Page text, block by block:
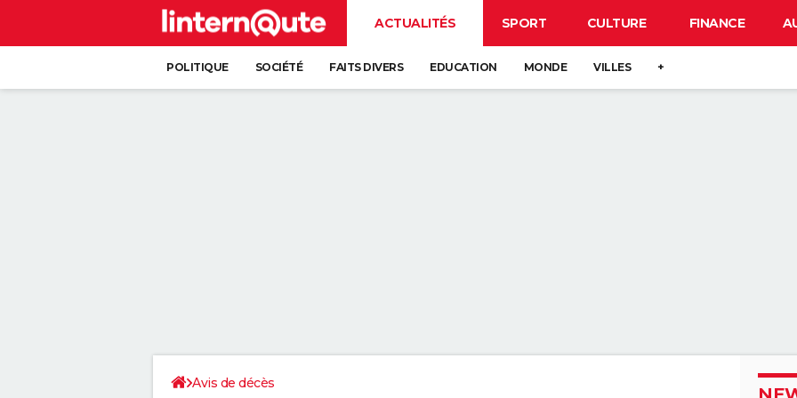
ACTUALITÉS SPORT CULTURE FINANCE
POLITIQUE SOCIÉTÉ FAITS DIVERS EDUCATION MONDE VILLES +
Avis de décès